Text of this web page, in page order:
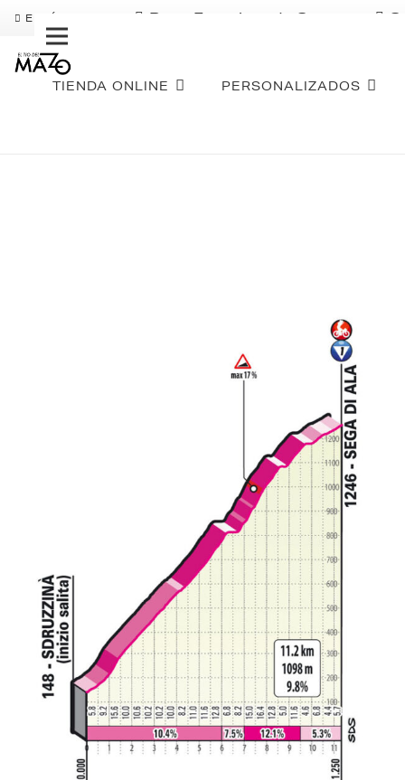
ENVÍO GRATIS Pago Fraccionado Sequra
TIENDA ONLINE PERSONALIZADOS